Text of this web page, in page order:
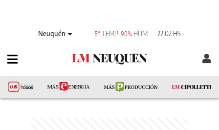
Neuquén 5°TEMP 90% HUM 22:02 HS